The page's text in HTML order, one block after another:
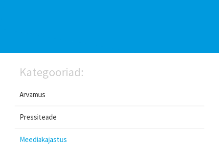
Kategooriad:
Arvamus
Pressiteade
Meediakajastus